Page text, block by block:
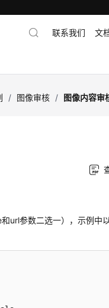
联系我们 文
/ 图像审核 / 图像内容审
url参数二选一），示例中